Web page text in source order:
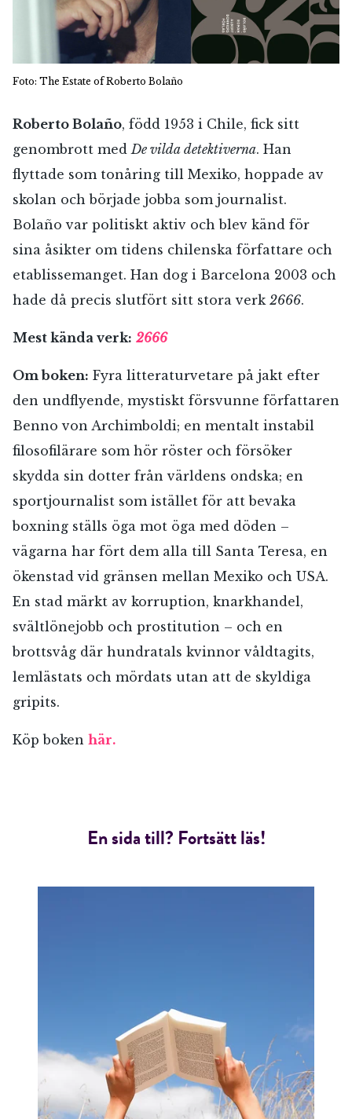
Foto: The Estate of Roberto Bolaño
Roberto Bolaño, född 1953 i Chile, fick sitt
genombrott medDe vilda detektiverna. Han
flyttade som tonåring till Mexiko, hoppade av
skolan och började jobba som journalist.
Bolaño var politiskt aktiv och blev känd för
sina åsikter om tidens chilenska författare och
etablissemanget. Han dog i Barcelona 2003 och
hade då precis slutfört sitt stora verk 2666.
Mest kända verk: 2666
Om boken: Fyra litteraturvetare på jakt efter
den undflyende, mystiskt försvunne författaren
Benno von Archimboldi; en mentalt instabil
filosofilärare som hör röster och försöker
skydda sin dotter från världens ondska; en
sportjournalist som istället för att bevaka
boxning ställs öga mot öga med döden –
vägarna har fört dem alla till Santa Teresa, en
ökenstad vid gränsen mellan Mexiko och USA.
En stad märkt av korruption, knarkhandel,
svältlönejobb och prostitution – och en
brottsvåg där hundratals kvinnor våldtagits,
lemlästats och mördats utan att de skyldiga
gripits.
Köp boken här.
En sida till? Fortsätt läs!